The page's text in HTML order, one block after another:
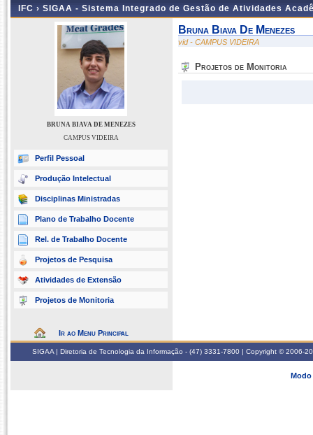
IFC › SIGAA - Sistema Integrado de Gestão de Atividades
BRUNA BIAVA DE MENEZES
CAMPUS VIDEIRA
Perfil Pessoal
Produção Intelectual
Disciplinas Ministradas
Plano de Trabalho Docente
Rel. de Trabalho Docente
Projetos de Pesquisa
Atividades de Extensão
Projetos de Monitoria
Ir ao Menu Principal
Bruna Biava De Menezes
vid - CAMPUS VIDEIRA
Projetos de Monitoria
SIGAA | Diretoria de Tecnologia da Informação - (47) 3331-7800 | Copyright © 2006-
Modo